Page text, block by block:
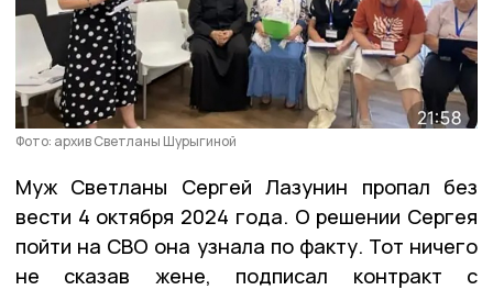
Фото: архив Светланы Шурыгиной
Муж Светланы Сергей Лазунин пропал без
вести 4 октября 2024 года. О решении Сергея
пойти на СВО она узнала по факту. Тот ничего
не сказав жене, подписал контракт с